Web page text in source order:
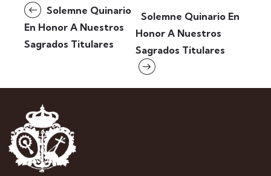
N
a
v
e
ó
n
d
e
Solemne Quinario
En Honor A Nuestros
Sagrados Titulares
Solemne Quinario En
Honor A Nuestros
Sagrados Titulares